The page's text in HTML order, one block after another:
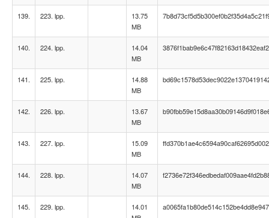
139. 223. lpp.
13.75
MB
140. 224. lpp.
14.04
MB
141. 225. lpp.
14.88
MB
142. 226. lpp.
13.67
MB
143. 227. lpp.
15.09
MB
144. 228. lpp.
14.07
MB
145. 229. lpp.
14.01